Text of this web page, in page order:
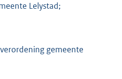
Lelystad;
gemeente